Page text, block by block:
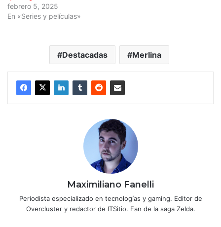
febrero 5, 2025
En «Series y películas»
Destacadas Merlina
Maximiliano Fanelli
Periodista especializado en tecnologías y gaming. Editor de
Overcluster y redactor de ITSitio. Fan de la saga Zelda.